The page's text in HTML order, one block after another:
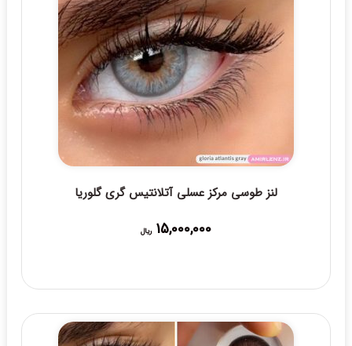
لنز طوسی مرکز عسلی آتلانتیس گری گلوریا
15,000,000 ریال